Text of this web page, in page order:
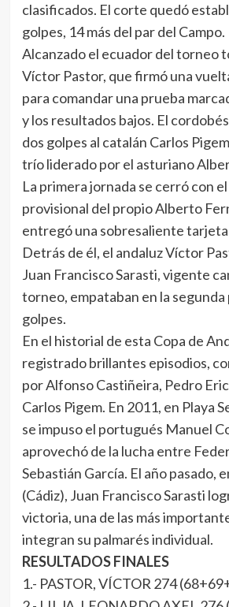
clasificados. El corte quedó
golpes, 14 más del par del Campo.
Alcanzado el ecuador del torneo
Víctor Pastor, que firmó una
para comandar una prueba
y los resultados bajos. El
dos golpes al catalán Carlos
trío liderado por el asturiano
La primera jornada se cerró con
provisional del propio Alberto
entregó una sobresaliente tarjeta
Detrás de él, el andaluz Víctor
Juan Francisco Sarasti, vigente
torneo, empataban en la segunda
golpes.
En el historial de esta Copa de
registrado brillantes episodios,
por Alfonso Castiñeira, Pedro
Carlos Pigem. En 2011, en Playa
se impuso el portugués Manuel
aprovechó de la lucha entre
Sebastián García. El año pasado,
(Cádiz), Juan Francisco Sarasti
victoria, una de las más
integran su palmarés individual.
RESULTADOS FINALES
1.- PASTOR, VÍCTOR 274